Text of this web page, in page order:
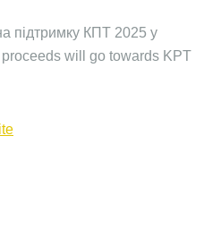
підтримку КПТ 2025 у
proceeds will go towards KPT